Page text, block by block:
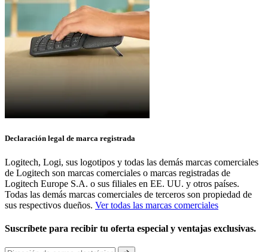
Declaración legal de marca registrada
Logitech, Logi, sus logotipos y todas las demás marcas comerciales
de Logitech son marcas comerciales o marcas registradas de
Logitech Europe S.A. o sus filiales en EE. UU. y otros países.
Todas las demás marcas comerciales de terceros son propiedad de
sus respectivos dueños. Ver todas las marcas comerciales
Suscríbete para recibir tu oferta especial y ventajas exclusivas.